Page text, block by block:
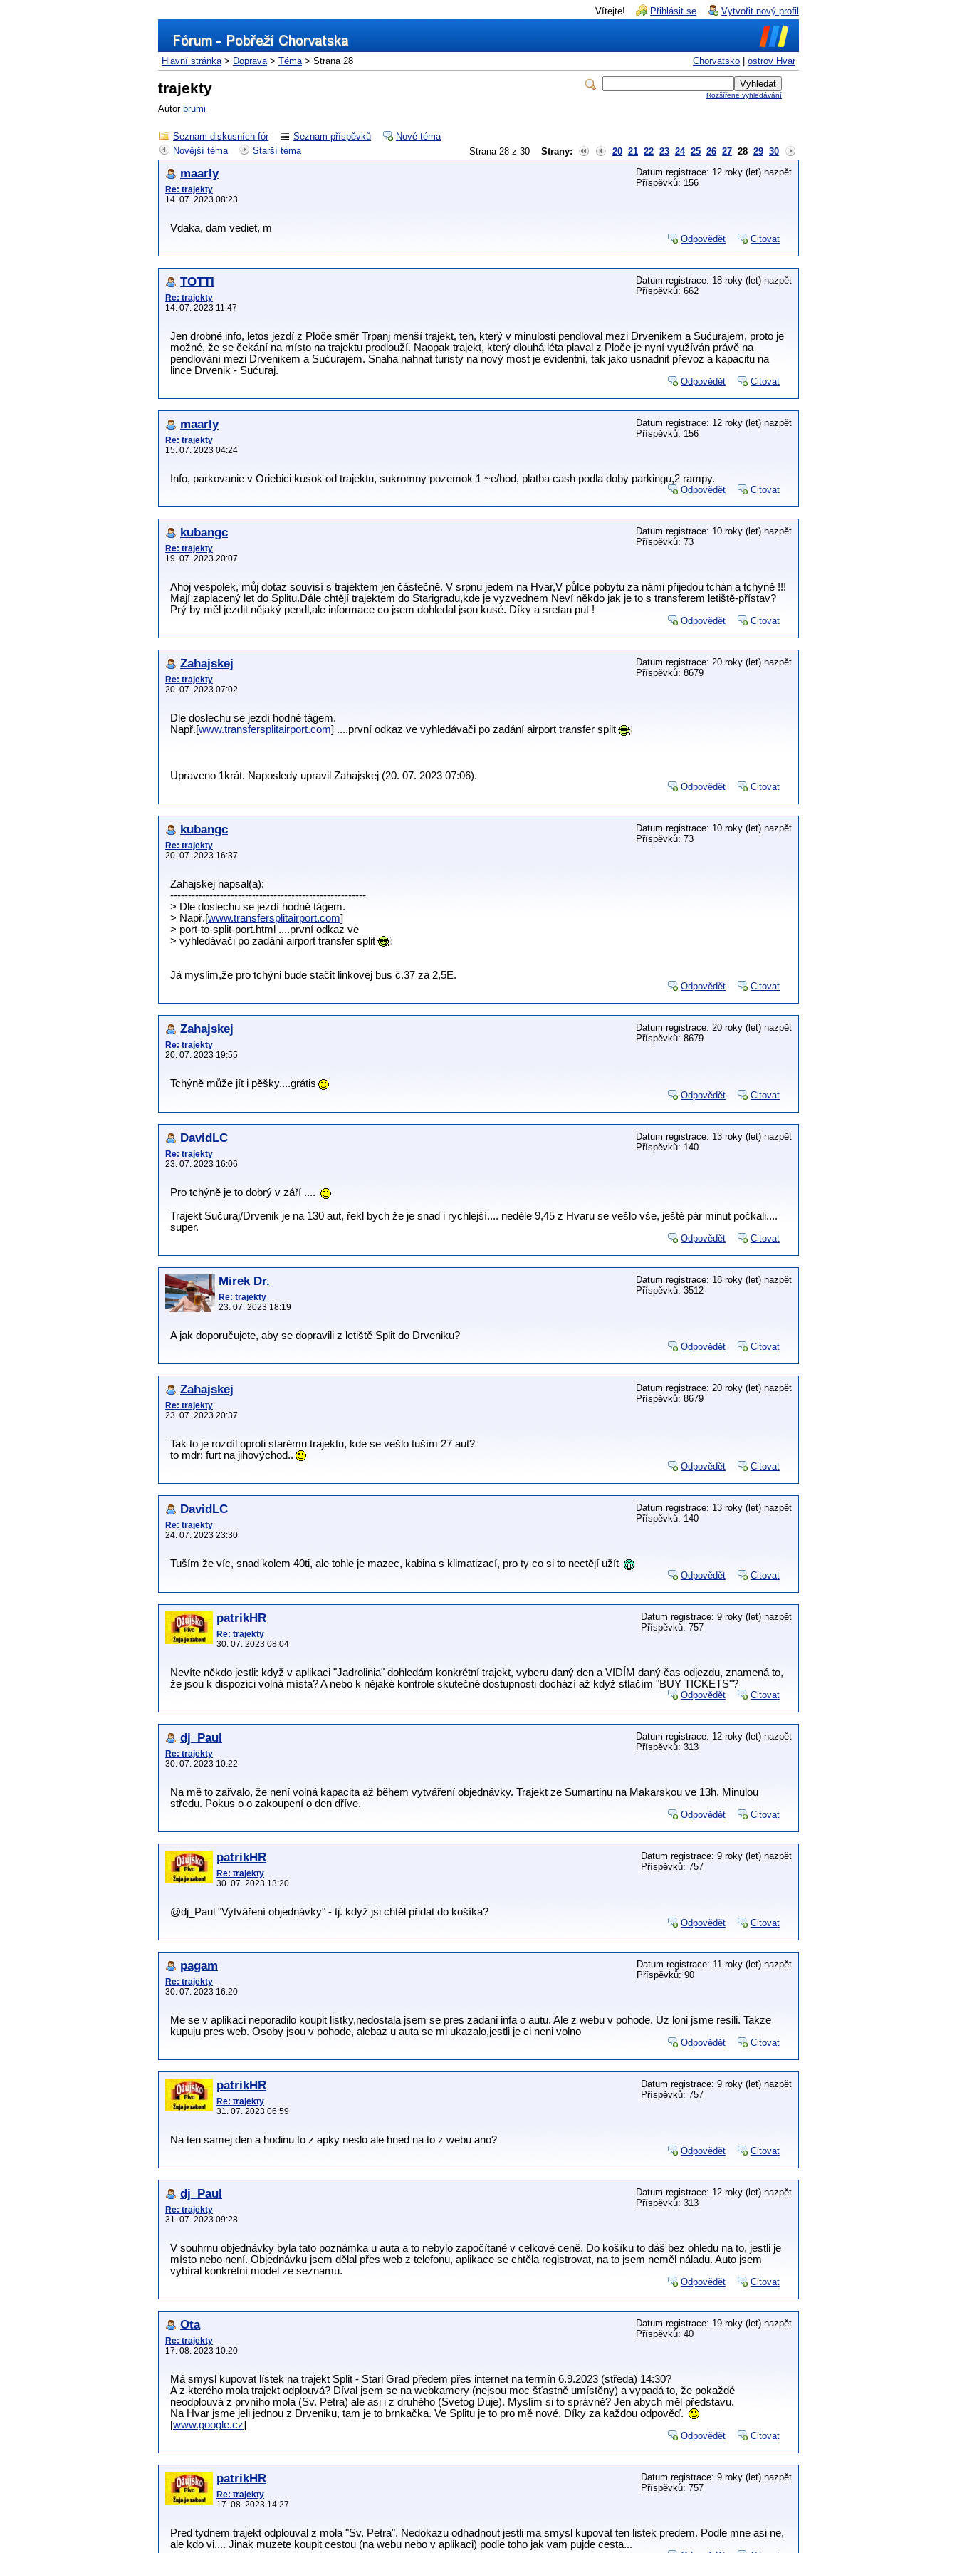
Vítejte! Přihlásit se Vytvořit nový profil
Chorvatsko ostrov Hvar
Hlavní stránka> Doprava> Téma> Strana 28
Rozšířené vyhledávání
trajekty
Autor brumi
Seznam diskusních fór Seznam příspěvků
Nové téma
Strana 28 z 30 Strany: 20 21 22 23 24 25 26 27 28 29 30
Novější téma Starší téma
maarly
Re: trajekty
14. 07. 2023 08:23
Datum registrace: 12 roky (let) nazpět
Příspěvků: 156
Vdaka, dam vediet, m
Odpovědět Citovat
TOTTI
Re: trajekty
14. 07. 2023 11:47
Datum registrace: 18 roky (let) nazpět
Příspěvků: 662
Jen drobné info, letos jezdí z Ploče směr Trpanj menší trajekt, ten, který v minulosti pendloval mezi Drvenikem a Sućurajem, proto je
možné, že se čekání na místo na trajektu prodlouží. Naopak trajekt, který dlouhá léta plaval z Ploče je nyní využíván právě na
pendlování mezi Drvenikem a Sućurajem. Snaha nahnat turisty na nový most je evidentní, tak jako usnadnit převoz a kapacitu na
lince Drvenik - Sućuraj.
Odpovědět Citovat
maarly
Re: trajekty
15. 07. 2023 04:24
Datum registrace: 12 roky (let) nazpět
Příspěvků: 156
Info, parkovanie v Oriebici kusok od trajektu, sukromny pozemok 1 ~e/hod, platba cash podla doby parkingu,2 rampy.
Odpovědět Citovat
kubangc
Re: trajekty
19. 07. 2023 20:07
Datum registrace: 10 roky (let) nazpět
Příspěvků: 73
Ahoj vespolek, můj dotaz souvisí s trajektem jen částečně. V srpnu jedem na Hvar,V půlce pobytu za námi přijedou tchán a tchýně !!!
Mají zaplacený let do Splitu.Dále chtějí trajektem do Starigradu,kde je vyzvednem Neví někdo jak je to s transferem letiště-přístav?
Prý by měl jezdit nějaký pendl,ale informace co jsem dohledal jsou kusé. Díky a sretan put !
Odpovědět Citovat
Zahajskej
Re: trajekty
20. 07. 2023 07:02
Datum registrace: 20 roky (let) nazpět
Příspěvků: 8679
Dle doslechu se jezdí hodně tágem.
Např.[www.transfersplitairport.com] ....první odkaz ve vyhledávači po zadání airport transfer split
Upraveno 1krát. Naposledy upravil Zahajskej (20. 07. 2023 07:06).
Odpovědět Citovat
kubangc
Re: trajekty
20. 07. 2023 16:37
Datum registrace: 10 roky (let) nazpět
Příspěvků: 73
Zahajskej napsal(a):
-------------------------------------------------------
> Dle doslechu se jezdí hodně tágem.
> Např.[www.transfersplitairport.com]
> port-to-split-port.html ....první odkaz ve
> vyhledávači po zadání airport transfer split
Já myslim,že pro tchýni bude stačit linkovej bus č.37 za 2,5E.
Odpovědět Citovat
Zahajskej
Re: trajekty
20. 07. 2023 19:55
Datum registrace: 20 roky (let) nazpět
Příspěvků: 8679
Tchýně může jít i pěšky....grátis
Odpovědět Citovat
DavidLC
Re: trajekty
23. 07. 2023 16:06
Datum registrace: 13 roky (let) nazpět
Příspěvků: 140
Pro tchýně je to dobrý v září ....
Trajekt Sučuraj/Drvenik je na 130 aut, řekl bych že je snad i rychlejší.... neděle 9,45 z Hvaru se vešlo vše, ještě pár minut počkali....
super.
Odpovědět Citovat
Mirek Dr.
Re: trajekty
23. 07. 2023 18:19
Datum registrace: 18 roky (let) nazpět
Příspěvků: 3512
A jak doporučujete, aby se dopravili z letiště Split do Drveniku?
Odpovědět Citovat
Zahajskej
Re: trajekty
23. 07. 2023 20:37
Datum registrace: 20 roky (let) nazpět
Příspěvků: 8679
Tak to je rozdíl oproti starému trajektu, kde se vešlo tuším 27 aut?
to mdr: furt na jihovýchod..
Odpovědět Citovat
DavidLC
Re: trajekty
24. 07. 2023 23:30
Datum registrace: 13 roky (let) nazpět
Příspěvků: 140
Tuším že víc, snad kolem 40ti, ale tohle je mazec, kabina s klimatizací, pro ty co si to nectějí užít
Odpovědět Citovat
patrikHR
Re: trajekty
30. 07. 2023 08:04
Datum registrace: 9 roky (let) nazpět
Příspěvků: 757
Nevíte někdo jestli: když v aplikaci "Jadrolinia" dohledám konkrétní trajekt, vyberu daný den a VIDÍM daný čas odjezdu, znamená to,
že jsou k dispozici volná místa? A nebo k nějaké kontrole skutečné dostupnosti dochází až když stlačím "BUY TICKETS"?
Odpovědět Citovat
dj_Paul
Re: trajekty
30. 07. 2023 10:22
Datum registrace: 12 roky (let) nazpět
Příspěvků: 313
Na mě to zařvalo, že není volná kapacita až během vytváření objednávky. Trajekt ze Sumartinu na Makarskou ve 13h. Minulou
středu. Pokus o o zakoupení o den dříve.
Odpovědět Citovat
patrikHR
Re: trajekty
30. 07. 2023 13:20
Datum registrace: 9 roky (let) nazpět
Příspěvků: 757
@dj_Paul "Vytváření objednávky" - tj. když jsi chtěl přidat do košíka?
Odpovědět Citovat
pagam
Re: trajekty
30. 07. 2023 16:20
Datum registrace: 11 roky (let) nazpět
Příspěvků: 90
Me se v aplikaci neporadilo koupit listky,nedostala jsem se pres zadani infa o autu. Ale z webu v pohode. Uz loni jsme resili. Takze
kupuju pres web. Osoby jsou v pohode, alebaz u auta se mi ukazalo,jestli je ci neni volno
Odpovědět Citovat
patrikHR
Re: trajekty
31. 07. 2023 06:59
Datum registrace: 9 roky (let) nazpět
Příspěvků: 757
Na ten samej den a hodinu to z apky neslo ale hned na to z webu ano?
Odpovědět Citovat
dj_Paul
Re: trajekty
31. 07. 2023 09:28
Datum registrace: 12 roky (let) nazpět
Příspěvků: 313
V souhrnu objednávky byla tato poznámka u auta a to nebylo započítané v celkové ceně. Do košíku to dáš bez ohledu na to, jestli je
místo nebo není. Objednávku jsem dělal přes web z telefonu, aplikace se chtěla registrovat, na to jsem neměl náladu. Auto jsem
vybíral konkrétní model ze seznamu.
Odpovědět Citovat
Ota
Re: trajekty
17. 08. 2023 10:20
Datum registrace: 19 roky (let) nazpět
Příspěvků: 40
Má smysl kupovat lístek na trajekt Split - Stari Grad předem přes internet na termín 6.9.2023 (středa) 14:30?
A z kterého mola trajekt odplouvá? Díval jsem se na webkamery (nejsou moc šťastně umístěny) a vypadá to, že pokaždé
neodplouvá z prvního mola (Sv. Petra) ale asi i z druhého (Svetog Duje). Myslím si to správně? Jen abych měl představu.
Na Hvar jsme jeli jednou z Drveniku, tam je to brnkačka. Ve Splitu je to pro mě nové. Díky za každou odpověď.
[www.google.cz]
Odpovědět Citovat
patrikHR
Re: trajekty
17. 08. 2023 14:27
Datum registrace: 9 roky (let) nazpět
Příspěvků: 757
Pred tydnem trajekt odplouval z mola "Sv. Petra". Nedokazu odhadnout jestli ma smysl kupovat ten listek predem. Podle mne asi ne,
ale kdo vi.... Jinak muzete koupit cestou (na webu nebo v aplikaci) podle toho jak vam pujde cesta...